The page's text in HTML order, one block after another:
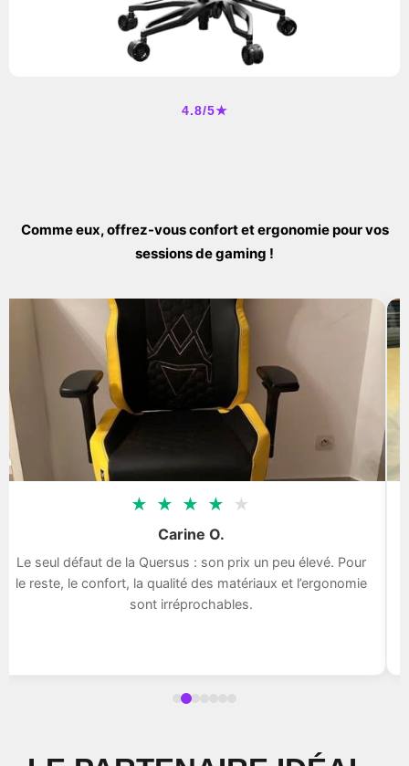
4.8/5★
Comme eux, offrez-vous confort et ergonomie pour vos
sessions de gaming !
★ ★ ★ ★ ★
Carine O.
Le seul défaut de la Quersus : son prix un peu élevé. Pour
le reste, le confort, la qualité des matériaux et l’ergonomie
sont irréprochables.